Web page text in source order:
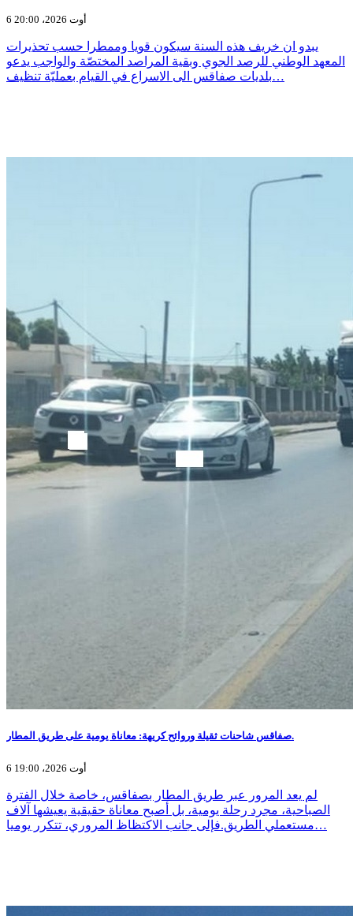
6 أوت 2026، 20:00
يبدو ان خريف هذه السنة سيكون قويا وممطرا حسب تحذيرات
المعهد الوطني للرصد الجوي وبقية المراصد المختصّة والواجب يدعو
بلديات صفاقس الى الاسراع في القيام بعمليّة تنظيف…
صفاقس شاحنات ثقيلة وروائح كريهة: معاناة يومية على طريق المطار.
6 أوت 2026، 19:00
لم يعد المرور عبر طريق المطار بصفاقس، خاصة خلال الفترة
الصباحية، مجرد رحلة يومية، بل أصبح معاناة حقيقية يعيشها آلاف
مستعملي الطريق.فإلى جانب الاكتظاظ المروري، تتكرر يوميا…